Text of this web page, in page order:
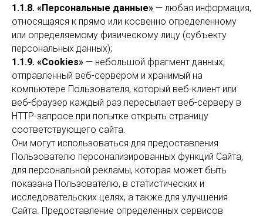
1.1.8. «Персональные данные» — любая информация,
относящаяся к прямо или косвенно определенному
или определяемому физическому лицу (субъекту
персональных данных);
1.1.9. «Cookies» — небольшой фрагмент данных,
отправленный веб-сервером и хранимый на
компьютере Пользователя, который веб-клиент или
веб-браузер каждый раз пересылает веб-серверу в
HTTP-запросе при попытке открыть страницу
соответствующего сайта.
Они могут использоваться для предоставления
Пользователю персонализированных функций Сайта,
для персональной рекламы, которая может быть
показана Пользователю, в статистических и
исследовательских целях, а также для улучшения
Сайта. Предоставление определенных сервисов